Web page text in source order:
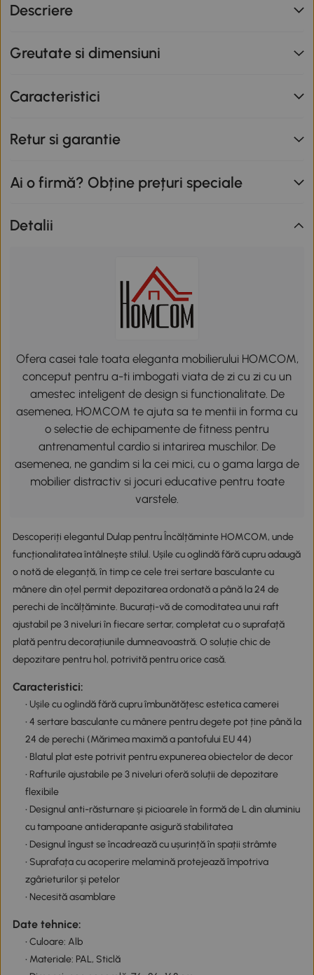
valabilă până la data de 12.08.2026.
Descriere
Greutate si dimensiuni
Caracteristici
Retur si garantie
Ai o firmă? Obține prețuri speciale
Detalii
Ofera casei tale toata eleganta mobilierului HOMCOM,
conceput pentru a-ti imbogati viata de zi cu zi cu un
amestec inteligent de design si functionalitate. De
asemenea, HOMCOM te ajuta sa te mentii in forma cu
o selectie de echipamente de fitness pentru
antrenamentul cardio si intarirea muschilor. De
asemenea, ne gandim si la cei mici, cu o gama larga de
mobilier distractiv si jocuri educative pentru toate
varstele.
Descoperiți elegantul Dulap pentru Încălțăminte HOMCOM, unde
funcționalitatea întâlnește stilul. Ușile cu oglindă fără cupru adaugă
o notă de eleganță, în timp ce cele trei sertare basculante cu
mânere din oțel permit depozitarea ordonată a până la 24 de
perechi de încălțăminte. Bucurați-vă de comoditatea unui raft
ajustabil pe 3 niveluri în fiecare sertar, completat cu o suprafață
plată pentru decorațiunile dumneavoastră. O soluție chic de
depozitare pentru hol, potrivită pentru orice casă.
Caracteristici:
• Ușile cu oglindă fără cupru îmbunătățesc estetica camerei
• 4 sertare basculante cu mânere pentru degete pot ține până la
24 de perechi (Mărimea maximă a pantofului EU 44)
• Blatul plat este potrivit pentru expunerea obiectelor de decor
• Rafturile ajustabile pe 3 niveluri oferă soluții de depozitare
flexibile
• Designul anti-răsturnare și picioarele în formă de L din aluminiu
cu tampoane antiderapante asigură stabilitatea
• Designul îngust se încadrează cu ușurință în spații strâmte
• Suprafața cu acoperire melamină protejează împotriva
zgârieturilor și petelor
• Necesită asamblare
Date tehnice:
• Culoare: Alb
• Materiale: PAL, Sticlă